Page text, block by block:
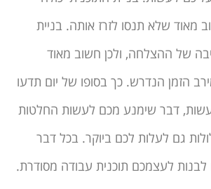
מאוד שלא תנסו לזרז אותה. בניית
של ההצלחה, ולכן חשוב מאוד
הזמן הנדרש. כך בסופו של יום תדעו
דבר שימנע מכם לעשות החלטות
גם לעלות לכם ביוקר. בכל דבר
לבנות לעצמכם תוכנית עבודה מסודרת.